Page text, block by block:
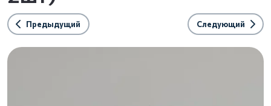
Предыдущий Следующий